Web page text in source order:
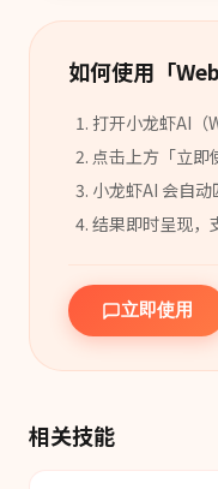
如何使用「
打开小龙虾AI（
点击上方「立即
小龙虾AI 会自
结果即时呈现，
立即使用
相关技能